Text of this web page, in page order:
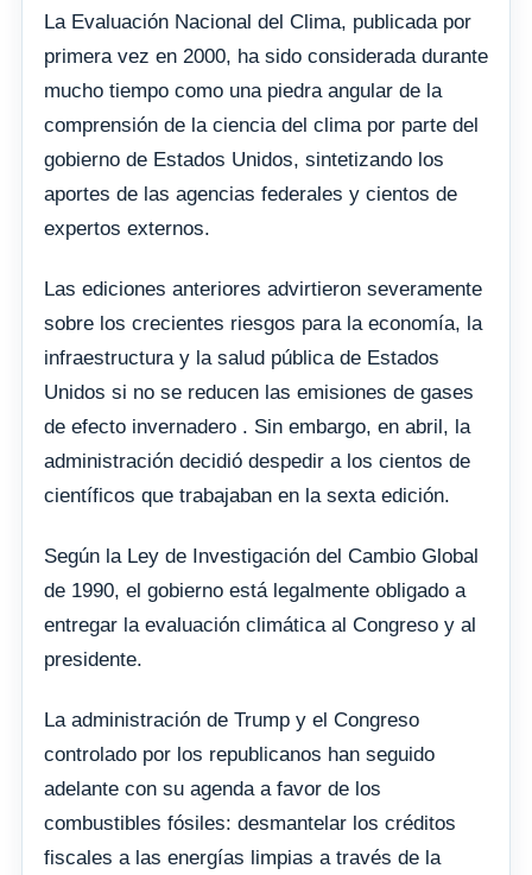
La Evaluación Nacional del Clima, publicada por
primera vez en 2000, ha sido considerada durante
mucho tiempo como una piedra angular de la
comprensión de la ciencia del clima por parte del
gobierno de Estados Unidos, sintetizando los
aportes de las agencias federales y cientos de
expertos externos.
Las ediciones anteriores advirtieron severamente
sobre los crecientes riesgos para la economía, la
infraestructura y la salud pública de Estados
Unidos si no se reducen las emisiones de gases
de efecto invernadero . Sin embargo, en abril, la
administración decidió despedir a los cientos de
científicos que trabajaban en la sexta edición.
Según la Ley de Investigación del Cambio Global
de 1990, el gobierno está legalmente obligado a
entregar la evaluación climática al Congreso y al
presidente.
La administración de Trump y el Congreso
controlado por los republicanos han seguido
adelante con su agenda a favor de los
combustibles fósiles: desmantelar los créditos
fiscales a las energías limpias a través de la